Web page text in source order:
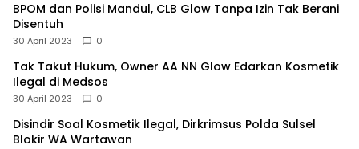
BPOM dan Polisi Mandul, CLB Glow Tanpa Izin Tak Berani
Disentuh
30 April 2023 0
Tak Takut Hukum, Owner AA NN Glow Edarkan Kosmetik
Ilegal di Medsos
30 April 2023 0
Disindir Soal Kosmetik Ilegal, Dirkrimsus Polda Sulsel
Blokir WA Wartawan